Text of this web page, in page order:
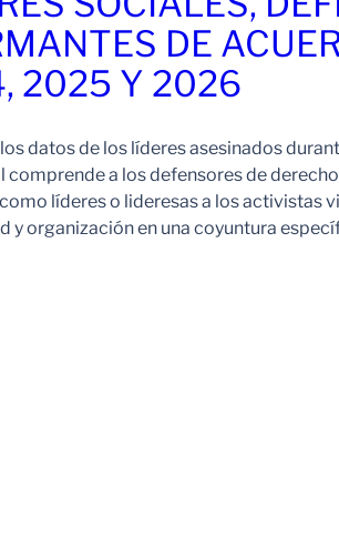
DE
2025 Y 2026
datos de los líderes asesinados
comprende a los defensores de
líderes o lideresas a los activistas
y organización en una coyuntura